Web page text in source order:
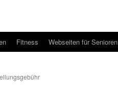
Fitness Webseiten für Senioren